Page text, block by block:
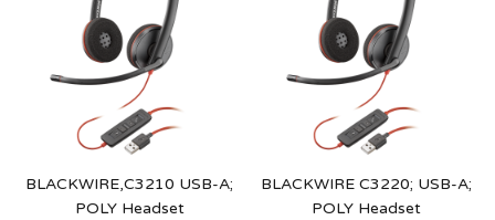
BLACKWIRE C3220; USB-A;
POLY Headset
BLACKWIRE,C3210 USB-A;
POLY Headset